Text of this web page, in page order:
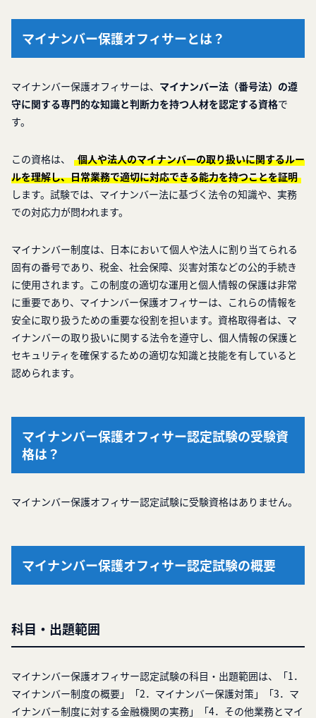
マイナンバー保護オフィサーとは？
マイナンバー保護オフィサーは、 マイナンバー法（番号法）の遵
守に関する専門的な知識と判断力を持つ人材を認定する資格で
す。
この資格は、
個人や法人のマイナンバーの取り扱いに関するルー
ルを理解し、日常業務で適切に対応できる能力を持つことを証明
します。試験では、マイナンバー法に基づく法令の知識や、実務
での対応力が問われます。
マイナンバー制度は、日本において個人や法人に割り当てられる
固有の番号であり、税金、社会保障、災害対策などの公的手続き
に使用されます。この制度の適切な運用と個人情報の保護は非常
に重要であり、マイナンバー保護オフィサーは、これらの情報を
安全に取り扱うための重要な役割を担います。資格取得者は、マ
イナンバーの取り扱いに関する法令を遵守し、個人情報の保護と
セキュリティを確保するための適切な知識と技能を有していると
認められます。
マイナンバー保護オフィサー認定試験の受験資
格は？
マイナンバー保護オフィサー認定試験に受験資格はありません。
マイナンバー保護オフィサー認定試験の概要
科目・出題範囲
マイナンバー保護オフィサー認定試験の科目・出題範囲は、「1．
マイナンバー制度の概要」「2．マイナンバー保護対策」「3．マ
イナンバー制度に対する金融機関の実務」「4．その他業務とマイ